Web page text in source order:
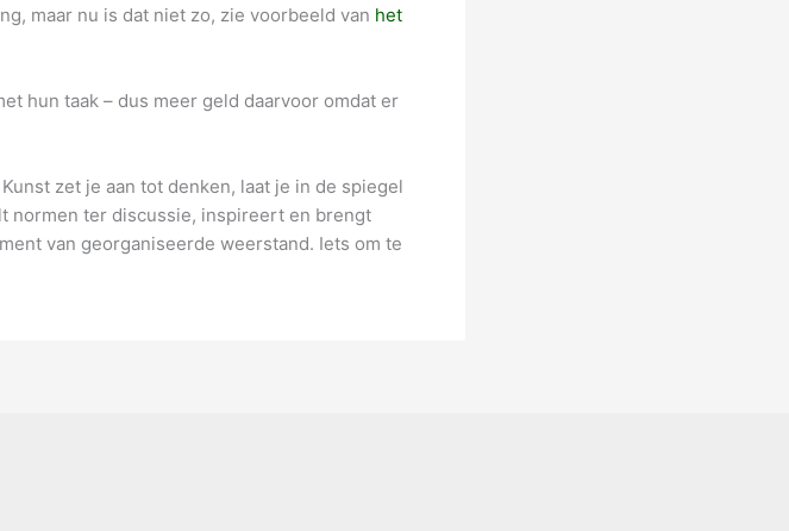
maar nu is dat niet zo, zie voorbeeld van het
hun taak – dus meer geld daarvoor omdat er
zet je aan tot denken, laat je in de spiegel
normen ter discussie, inspireert en brengt
van georganiseerde weerstand. Iets om te